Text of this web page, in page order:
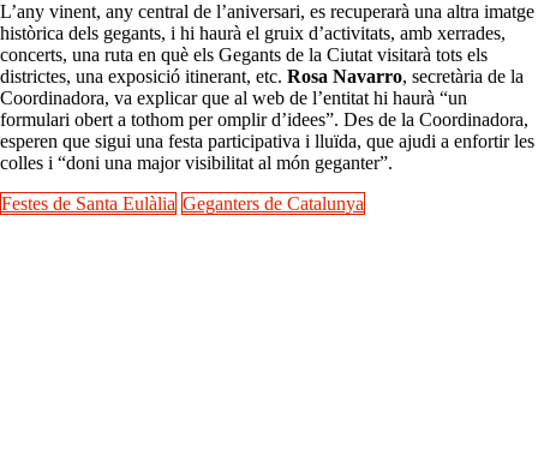
L’any vinent, any central de l’aniversari, es recuperarà una altra imatge
històrica dels gegants, i hi haurà el gruix d’activitats, amb xerrades,
concerts, una ruta en què els Gegants de la Ciutat visitarà tots els
districtes, una exposició itinerant, etc. Rosa Navarro, secretària de la
Coordinadora, va explicar que al web de l’entitat hi haurà “un
formulari obert a tothom per omplir d’idees”. Des de la Coordinadora,
esperen que sigui una festa participativa i lluïda, que ajudi a enfortir les
colles i “doni una major visibilitat al món geganter”.
Festes de Santa Eulàlia Geganters de Catalunya